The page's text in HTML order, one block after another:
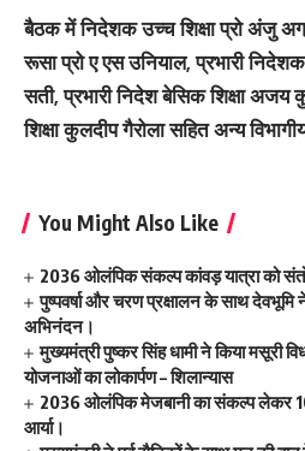
बैठक में निदेशक उच्च शिक्षा प्रो अंजु
रूसा प्रो ए एस उनियाल, प्रभारी
सती, प्रभारी निदेश बेसिक शिक्षा अजय
शिक्षा कुलदीप गैरोला सहित अन्य
You Might Also Like
2036 ओलंपिक संकल्प कांवड़ यात्रा को संतों
पुष्पवर्षा और चरण प्रक्षालन के साथ देवभूमि
अभिनंदन।
मुख्यमंत्री पुष्कर सिंह धामी ने किया मसूरी
योजनाओं का लोकार्पण – शिलान्यास
2036 ओलंपिक मेजबानी का संकल्प लेकर
आर्या।